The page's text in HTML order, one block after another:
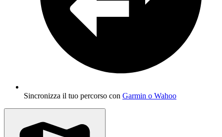
Sincronizza il tuo percorso con Garmin o Wahoo